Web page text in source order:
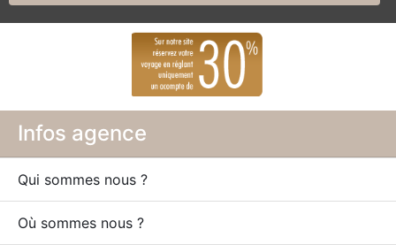
Infos agence
Qui sommes nous ?
Où sommes nous ?